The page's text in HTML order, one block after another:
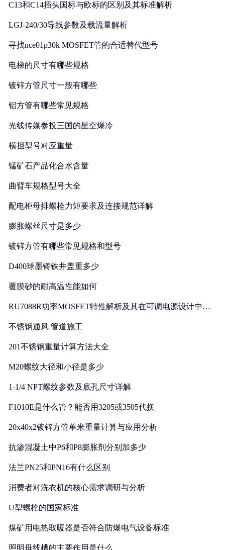
C13和C14插头国标与欧标的区别及其标准解析
LGJ-240/30导线参数及载流量解析
寻找nce01p30k MOSFET管的合适替代型号
电梯的尺寸有哪些规格
镀锌方管尺寸一般有哪些
铝方管有哪些常见规格
光线传媒参投三国的星空爆冷
横担型号对应重量
锰矿石产品化合水含量
曲臂车规格型号大全
配电柜母排螺栓力矩要求及连接规范详解
膨胀螺丝尺寸是多少
镀锌方管有哪些常见规格和型号
D400球墨铸铁井盖重多少
覆膜砂的耐高温性能如何
RU7088R功率MOSFET特性解析及其在可调电源设计中的
不锈钢通风 管道施工
201不锈钢重量计算方法大全
M20螺纹大径和小径是多少
1-1/4 NPT螺纹参数及底孔尺寸详解
F1010E是什么管？能否用3205或3505代换
20x40x2镀锌方管单米重量计算与应用分析
抗渗混凝土中P6和P8膨胀剂分别加多少
法兰PN25和PN16有什么区别
消费者对洗衣机的核心需求调研与分析
U型螺栓的国家标准
煤矿用电热取暖器是否符合防爆电气设备标准
照明母线槽的主要作用是什么